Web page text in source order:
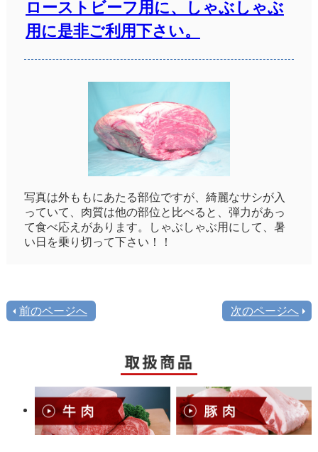
ローストビーフ用に、しゃぶしゃぶ
用に是非ご利用下さい。
写真は外ももにあたる部位ですが、綺麗なサシが入
っていて、肉質は他の部位と比べると、弾力があっ
て食べ応えがあります。しゃぶしゃぶ用にして、暑
い日を乗り切って下さい！！
前のページへ 次のページへ